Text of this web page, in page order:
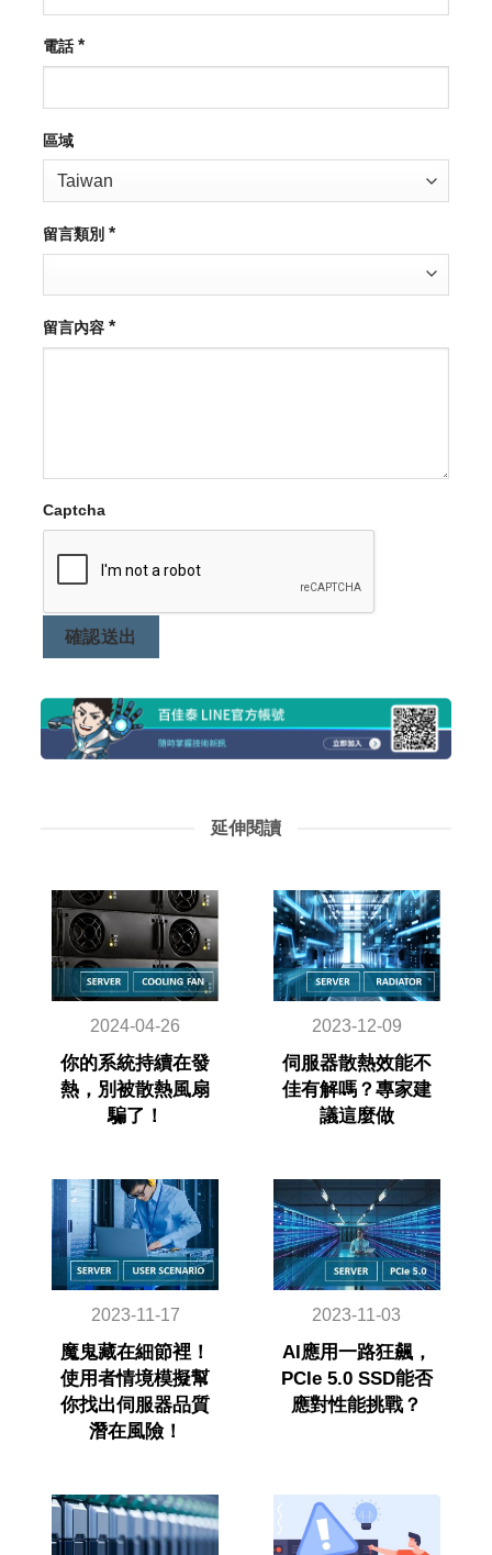
電話*
區域
留言類別*
留言內容*
Captcha
確認送出
延伸閱讀
2024-04-26
你的系統持續在發
熱，別被散熱風扇
騙了！
2023-12-09
伺服器散熱效能不
佳有解嗎？專家建
議這麼做
2023-11-17
魔鬼藏在細節裡！
使用者情境模擬幫
你找出伺服器品質
潛在風險！
2023-11-03
AI應用一路狂飆，
PCIe 5.0 SSD能否
應對性能挑戰？